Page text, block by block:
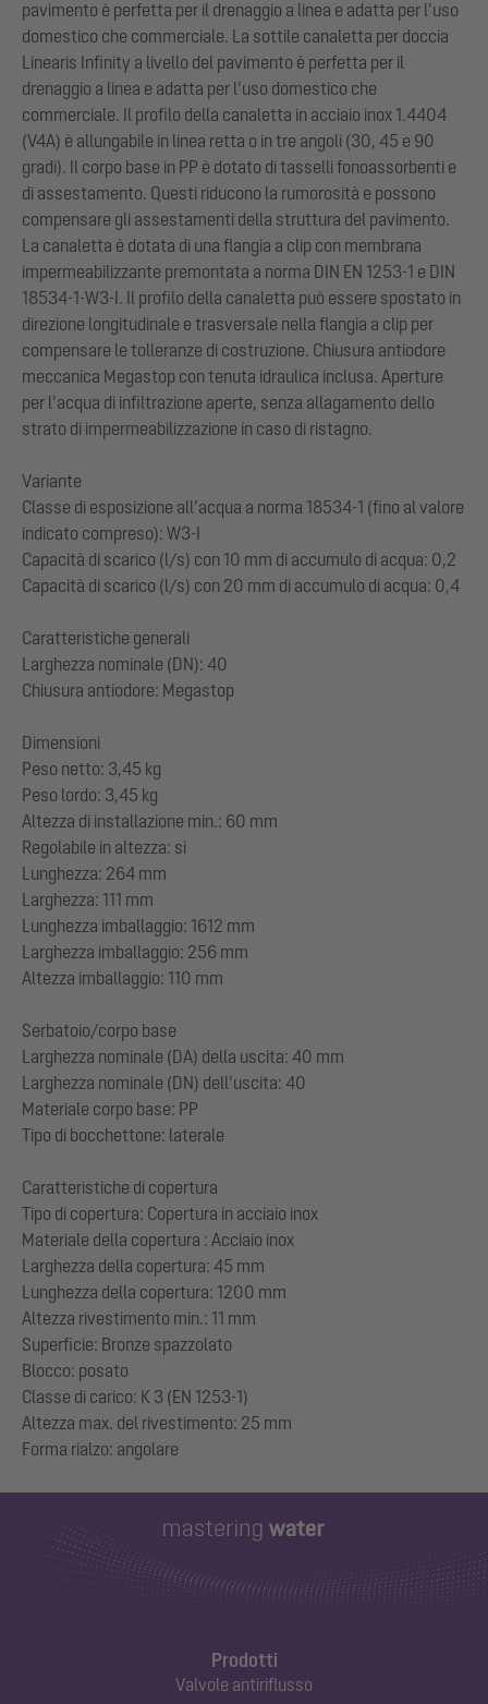
pavimento è perfetta per il drenaggio a linea e adatta per l’uso
domestico che commerciale. La sottile canaletta per doccia
Linearis Infinity a livello del pavimento è perfetta per il
drenaggio a linea e adatta per l’uso domestico che
commerciale. Il profilo della canaletta in acciaio inox 1.4404
(V4A) è allungabile in linea retta o in tre angoli (30, 45 e 90
gradi). Il corpo base in PP è dotato di tasselli fonoassorbenti e
di assestamento. Questi riducono la rumorosità e possono
compensare gli assestamenti della struttura del pavimento.
La canaletta è dotata di una flangia a clip con membrana
impermeabilizzante premontata a norma DIN EN 1253-1 e DIN
18534-1-W3-I. Il profilo della canaletta può essere spostato in
direzione longitudinale e trasversale nella flangia a clip per
compensare le tolleranze di costruzione. Chiusura antiodore
meccanica Megastop con tenuta idraulica inclusa. Aperture
per l’acqua di infiltrazione aperte, senza allagamento dello
strato di impermeabilizzazione in caso di ristagno.
Variante
Classe di esposizione all’acqua a norma 18534-1 (fino al valore
indicato compreso): W3-I
Capacità di scarico (l/s) con 10 mm di accumulo di acqua: 0,2
Capacità di scarico (l/s) con 20 mm di accumulo di acqua: 0,4
Caratteristiche generali
Larghezza nominale (DN): 40
Chiusura antiodore: Megastop
Dimensioni
Peso netto: 3,45 kg
Peso lordo: 3,45 kg
Altezza di installazione min.: 60 mm
Regolabile in altezza: sì
Lunghezza: 264 mm
Larghezza: 111 mm
Lunghezza imballaggio: 1612 mm
Larghezza imballaggio: 256 mm
Altezza imballaggio: 110 mm
Serbatoio/corpo base
Larghezza nominale (DA) della uscita: 40 mm
Larghezza nominale (DN) dell’uscita: 40
Materiale corpo base: PP
Tipo di bocchettone: laterale
Caratteristiche di copertura
Tipo di copertura: Copertura in acciaio inox
Materiale della copertura : Acciaio inox
Larghezza della copertura: 45 mm
Lunghezza della copertura: 1200 mm
Altezza rivestimento min.: 11 mm
Superficie: Bronze spazzolato
Blocco: posato
Classe di carico: K 3 (EN 1253-1)
Altezza max. del rivestimento: 25 mm
Prodotti
Valvole antiriflusso